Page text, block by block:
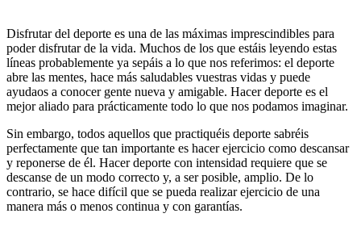
Disfrutar del deporte es una de las máximas imprescindibles para
poder disfrutar de la vida. Muchos de los que estáis leyendo estas
líneas probablemente ya sepáis a lo que nos referimos: el deporte
abre las mentes, hace más saludables vuestras vidas y puede
ayudaos a conocer gente nueva y amigable. Hacer deporte es el
mejor aliado para prácticamente todo lo que nos podamos imaginar.
Sin embargo, todos aquellos que practiquéis deporte sabréis
perfectamente que tan importante es hacer ejercicio como descansar
y reponerse de él. Hacer deporte con intensidad requiere que se
descanse de un modo correcto y, a ser posible, amplio. De lo
contrario, se hace difícil que se pueda realizar ejercicio de una
manera más o menos continua y con garantías.